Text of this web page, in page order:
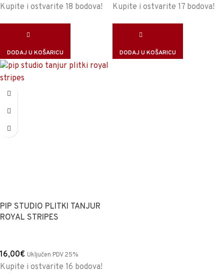
Kupite i ostvarite 18 bodova!
DODAJ U KOŠARICU
Kupite i ostvarite 17 bodova!
DODAJ U KOŠARICU
PIP STUDIO PLITKI TANJUR
ROYAL STRIPES
16,00€ Uključen PDV 25%
Kupite i ostvarite 16 bodova!